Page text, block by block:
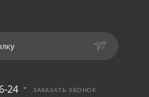
24 ЗАКАЗАТЬ ЗВОНОК